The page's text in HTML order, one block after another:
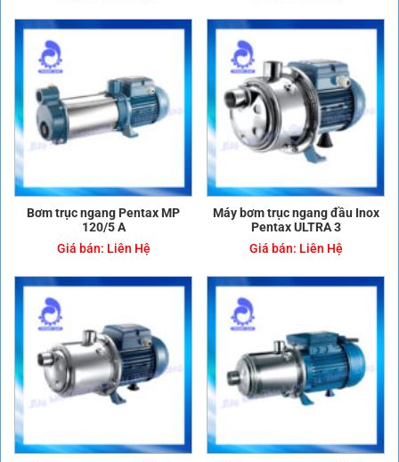
Bơm trục ngang Pentax MP
120/5 A
Giá bán: Liên Hệ
Máy bơm trục ngang đầu Inox
Pentax ULTRA 3
Giá bán: Liên Hệ